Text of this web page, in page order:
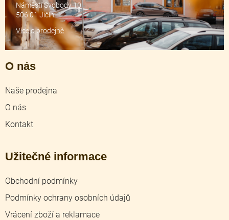
O nás
Naše prodejna
O nás
Kontakt
Užitečné informace
Obchodní podmínky
Podmínky ochrany osobních údajů
Vrácení zboží a reklamace
Náměstí Svobody 10
506 01 Jičín
Více o prodejně